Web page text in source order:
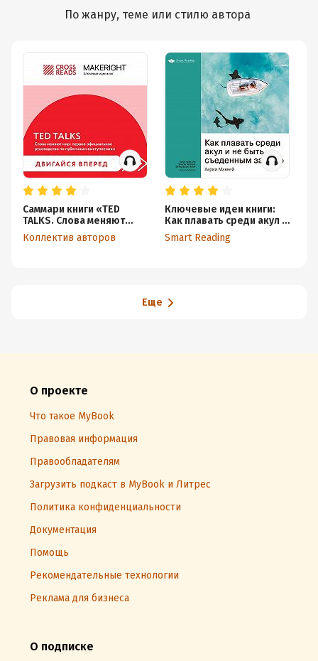
По жанру, теме или стилю автора
Саммари книги «TED
TALKS. Слова меняют
мир: первое
официальное
Коллектив авторов
Ключевые идеи книги:
Как плавать среди акул и
не быть съеденным
заживо. Харви Маккей
Smart Reading
Еще
О проекте
Что такое MyBook
Правовая информация
Правообладателям
Загрузить подкаст в MyBook и Литрес
Политика конфиденциальности
Документация
Помощь
Рекомендательные технологии
Реклама для бизнеса
О подписке